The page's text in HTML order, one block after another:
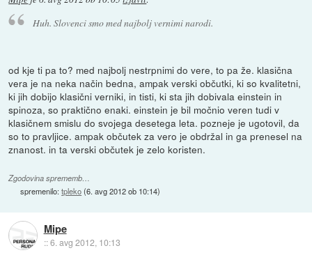
Huh. Slovenci smo med najbolj vernimi narodi.
od kje ti pa to? med najbolj nestrpnimi do vere, to pa že. klasična
vera je na neka način bedna, ampak verski občutki, ki so kvalitetni,
ki jih dobijo klasični verniki, in tisti, ki sta jih dobivala einstein in
spinoza, so praktično enaki. einstein je bil močnio veren tudi v
klasičnem smislu do svojega desetega leta. pozneje je ugotovil, da
so to pravljice. ampak občutek za vero je obdržal in ga prenesel na
znanost. in ta verski občutek je zelo koristen.
Zgodovina sprememb…
spremenilo:tpleko(6. avg 2012 ob 10:14)
Mipe
::6. avg 2012, 10:13